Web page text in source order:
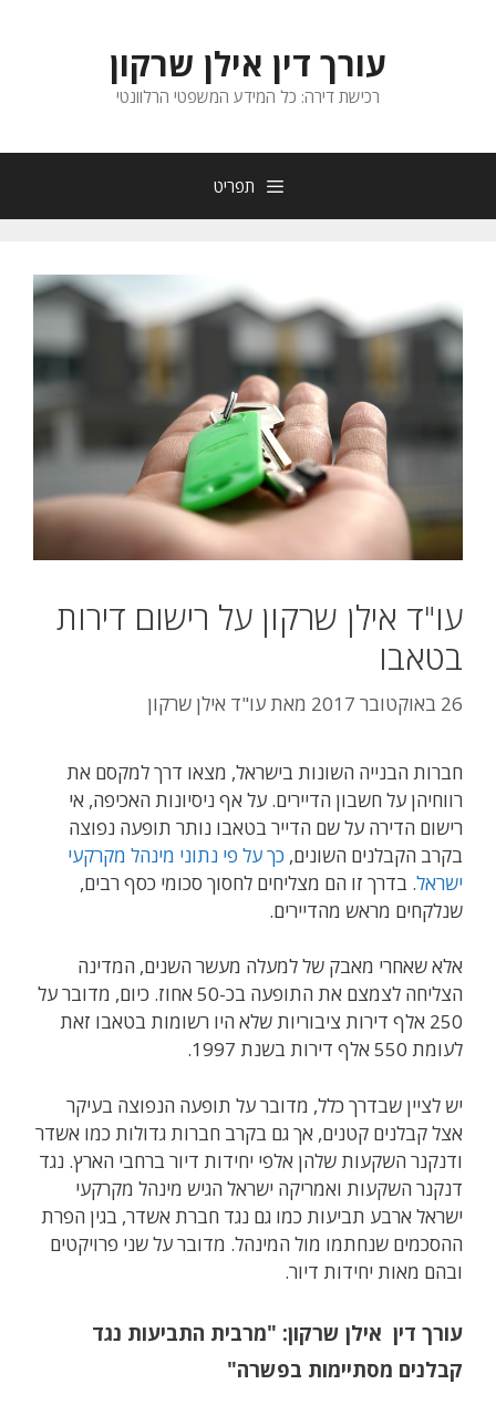
עורך דין אילן שרקון
רכישת דירה: כל המידע המשפטי הרלוונטי
תפריט
עו"ד אילן שרקון על רישום דירות
בטאבו
26 באוקטובר 2017 מאתעו"ד אילן שרקון
חברות הבנייה השונות בישראל, מצאו דרך למקסם את
רווחיהן על חשבון הדיירים. על אף ניסיונות האכיפה, אי
רישום הדירה על שם הדייר בטאבו נותר תופעה נפוצה
בקרב הקבלנים השונים, כך על פי נתוני מינהל מקרקעי
ישראל. בדרך זו הם מצליחים לחסוך סכומי כסף רבים,
שנלקחים מראש מהדיירים.
אלא שאחרי מאבק של למעלה מעשר השנים, המדינה
הצליחה לצמצם את התופעה בכ-50 אחוז. כיום, מדובר על
250 אלף דירות ציבוריות שלא היו רשומות בטאבו זאת
לעומת 550 אלף דירות בשנת 1997.
יש לציין שבדרך כלל, מדובר על תופעה הנפוצה בעיקר
אצל קבלנים קטנים, אך גם בקרב חברות גדולות כמו אשדר
ודנקנר השקעות שלהן אלפי יחידות דיור ברחבי הארץ. נגד
דנקנר השקעות ואמריקה ישראל הגיש מינהל מקרקעי
ישראל ארבע תביעות כמו גם נגד חברת אשדר, בגין הפרת
ההסכמים שנחתמו מול המינהל. מדובר על שני פרויקטים
ובהם מאות יחידות דיור.
עורך דין אילן שרקון: "מרבית התביעות נגד
קבלנים מסתיימות בפשרה"